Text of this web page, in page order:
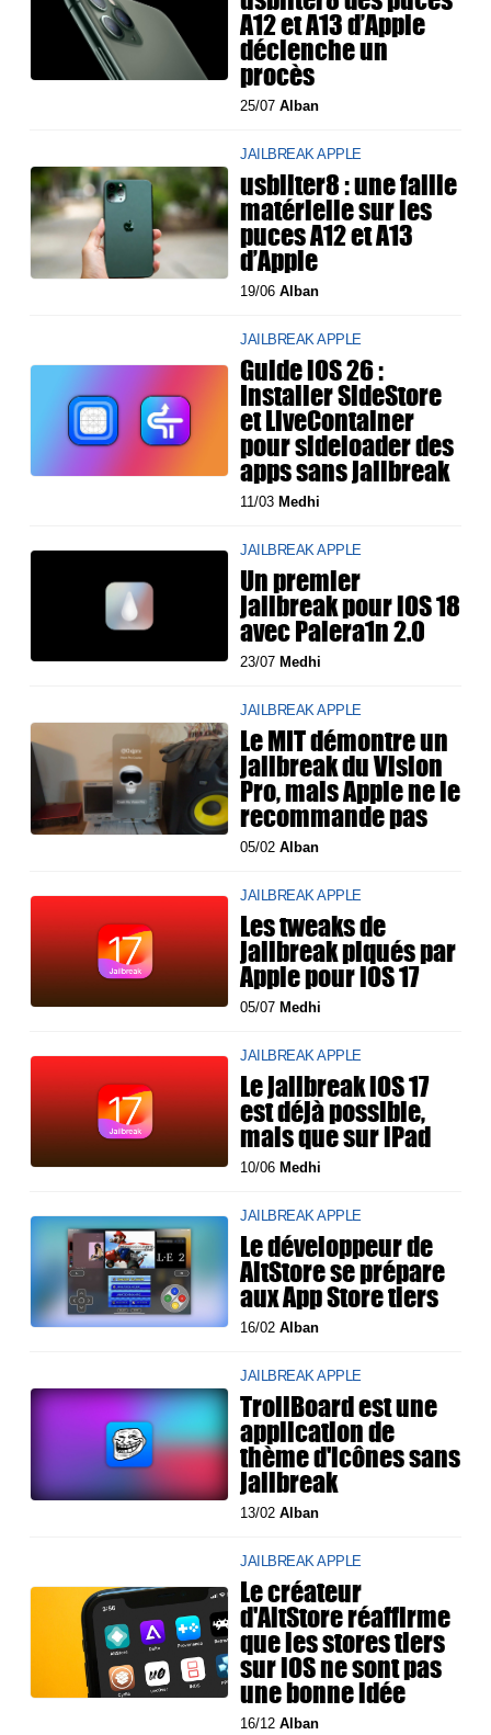
A12 et A13 d’Apple
déclenche un
procès
25/07Alban
JAILBREAK APPLE
usbliter8 : une faille
matérielle sur les
puces A12 et A13
d’Apple
19/06Alban
JAILBREAK APPLE
Guide iOS 26 :
Installer SideStore
et LiveContainer
pour sideloader des
apps sans jailbreak
11/03 Medhi
JAILBREAK APPLE
Un premier
jailbreak pour iOS 18
avec Palera1n 2.0
23/07 Medhi
JAILBREAK APPLE
Le MIT démontre un
jailbreak du Vision
Pro, mais Apple ne le
recommande pas
05/02Alban
JAILBREAK APPLE
Les tweaks de
jailbreak piqués par
Apple pour iOS 17
05/07 Medhi
JAILBREAK APPLE
Le jailbreak iOS 17
est déjà possible,
mais que sur iPad
10/06 Medhi
JAILBREAK APPLE
Le développeur de
AltStore se prépare
aux App Store tiers
16/02Alban
JAILBREAK APPLE
TrollBoard est une
application de
thème d'icônes sans
jailbreak
13/02Alban
JAILBREAK APPLE
Le créateur
d'AltStore réaffirme
que les stores tiers
sur iOS ne sont pas
une bonne idée
16/12Alban